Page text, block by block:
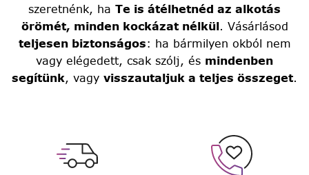
szeretnénk, ha Te is átélhetnéd az alkotás
örömét, minden kockázat nélkül. Vásárlásod
teljesen biztonságos: ha bármilyen okból nem
vagy elégedett, csak szólj, és mindenben
segítünk, vagy visszautaljuk a teljes összeget.